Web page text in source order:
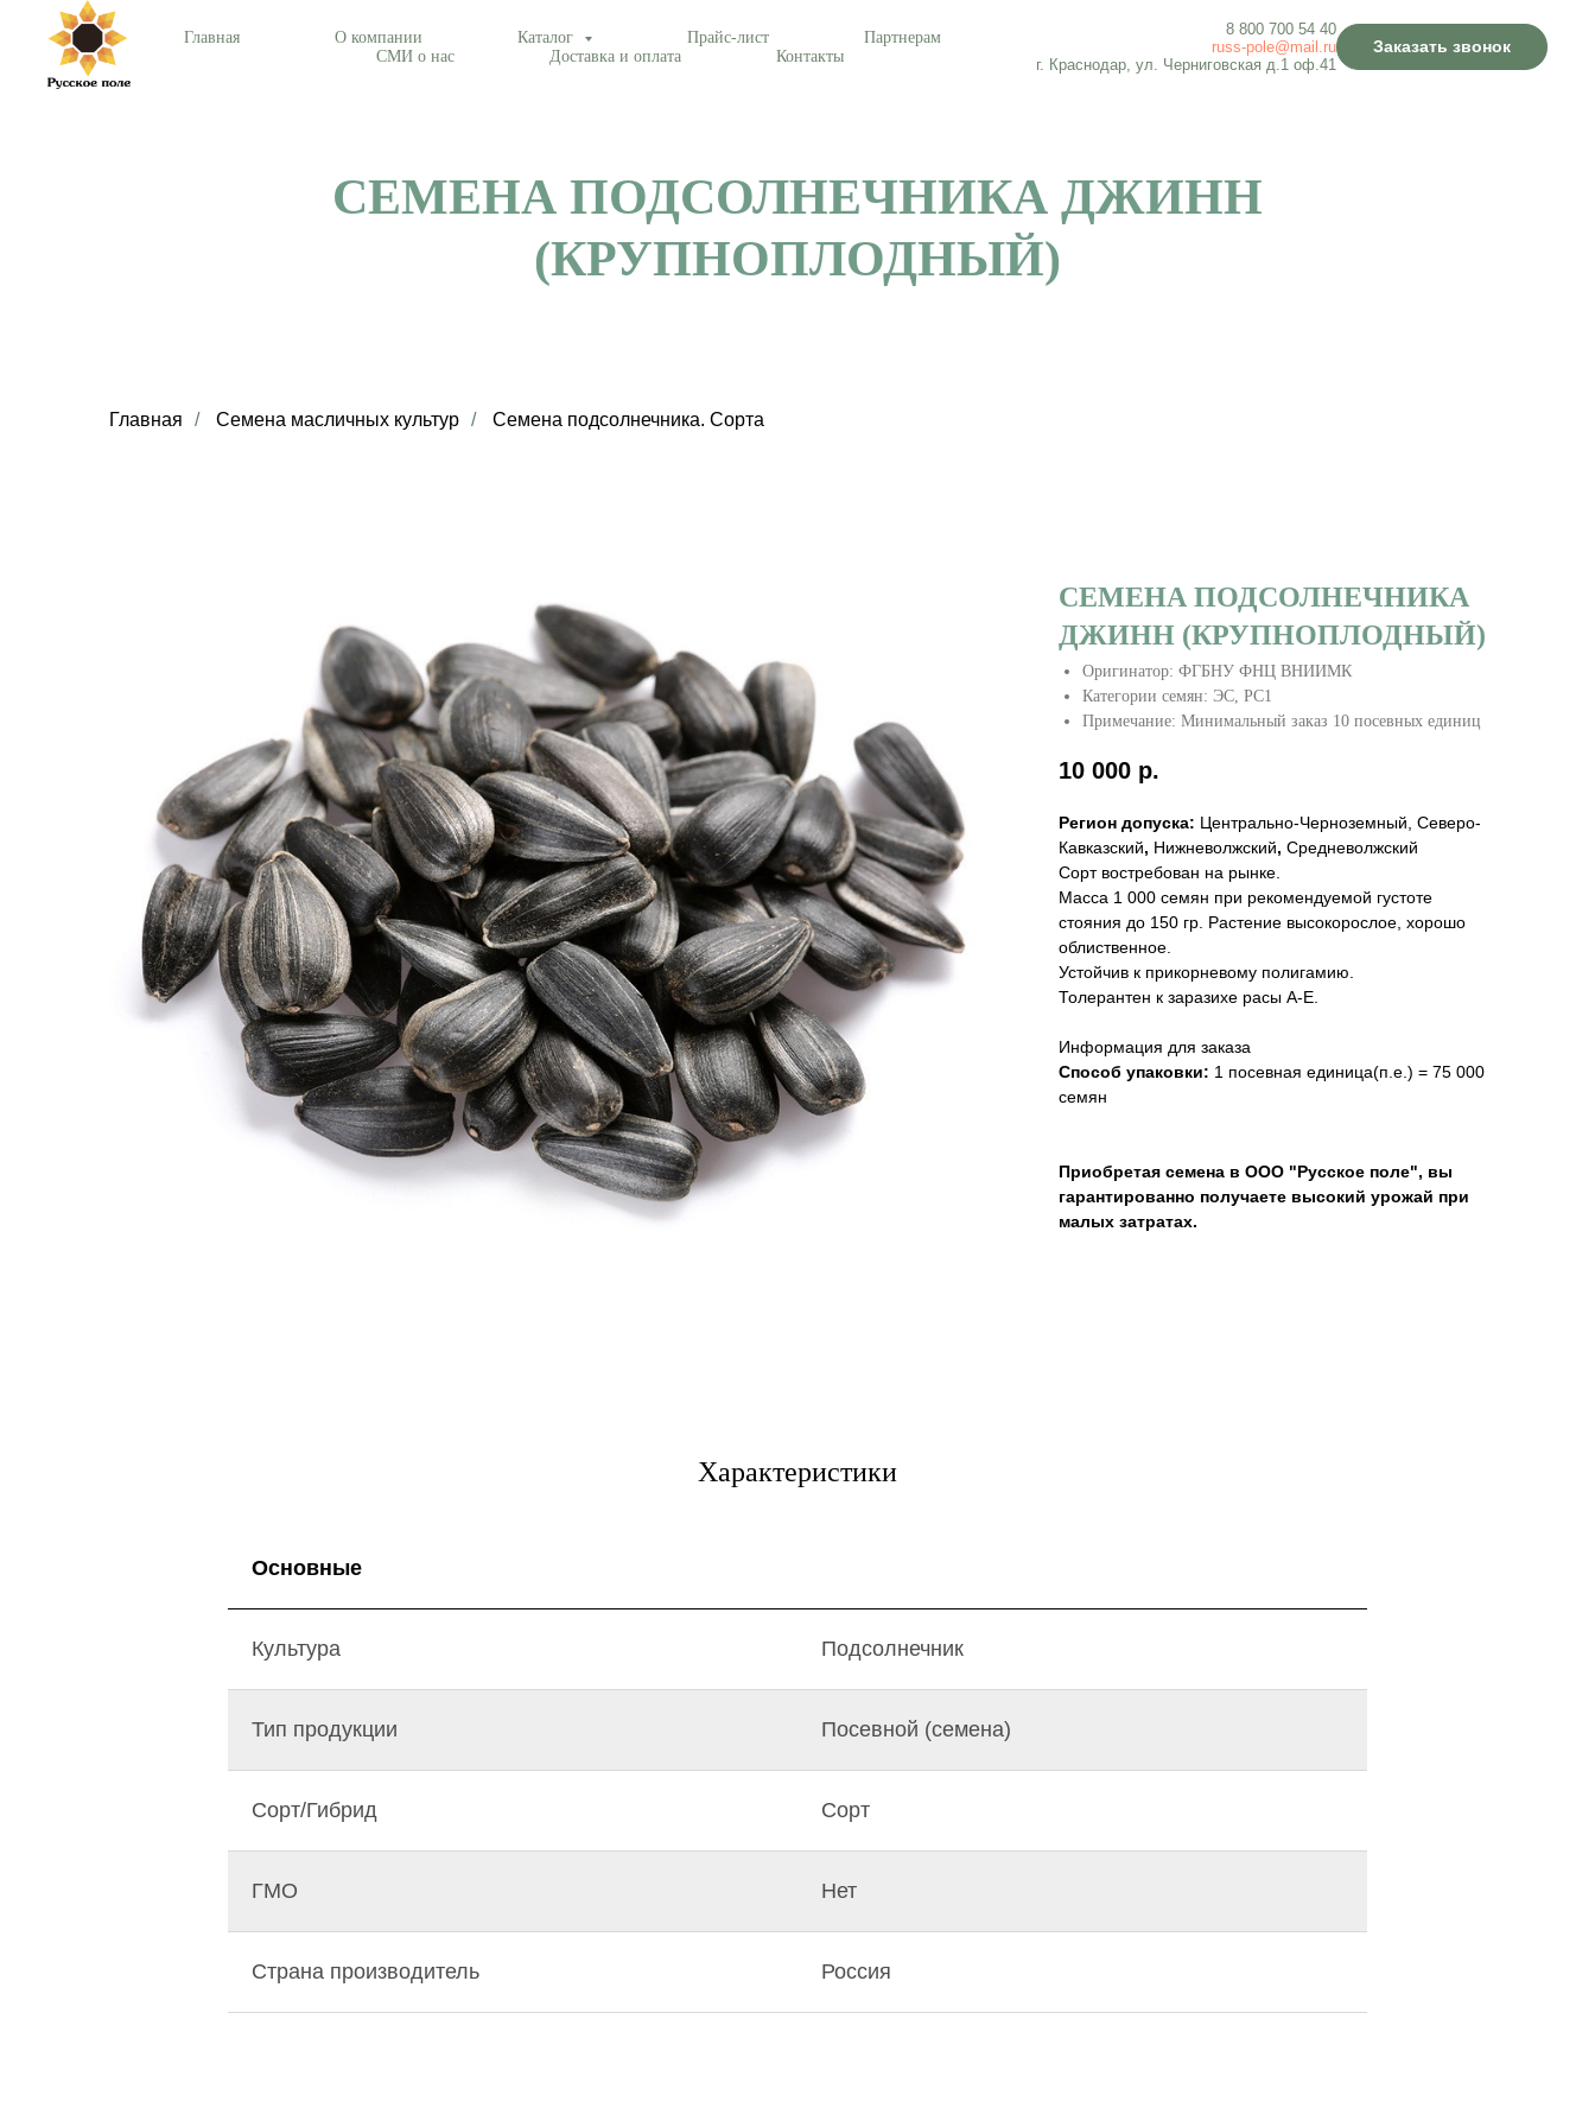
Главная О компании Каталог Прайс-лист
Партнерам
СМИ о нас
Доставка и оплата Контакты
8 800 700 54 40
russ-pole@mail.ru
г. Краснодар, ул. Черниговская д.1 оф.41
Заказать звонок
СЕМЕНА ПОДСОЛНЕЧНИКА ДЖИНН
(КРУПНОПЛОДНЫЙ)
Главная / Семена масличных культур / Семена подсолнечника. Сорта
СЕМЕНА ПОДСОЛНЕЧНИКА
ДЖИНН (КРУПНОПЛОДНЫЙ)
Оригинатор: ФГБНУ ФНЦ ВНИИМК
Категории семян: ЭС, РС1
Примечание: Минимальный заказ 10 посевных единиц
10 000 р.
Регион допуска: Центрально-Черноземный, Северо-
Кавказский, Нижневолжский, Средневолжский
Сорт востребован на рынке.
Масса 1 000 семян при рекомендуемой густоте
стояния до 150 гр. Растение высокорослое, хорошо
облиственное.
Устойчив к прикорневому полигамию.
Толерантен к заразихе расы А-Е.
Информация для заказа
Способ упаковки: 1 посевная единица(п.е.) = 75 000
семян
Приобретая семена в ООО "Русское поле", вы
гарантированно получаете высокий урожай при
малых затратах.
Характеристики
Основные
Культура Подсолнечник
Тип продукции Посевной (семена)
Сорт/Гибрид Сорт
ГМО Нет
Страна производитель Россия